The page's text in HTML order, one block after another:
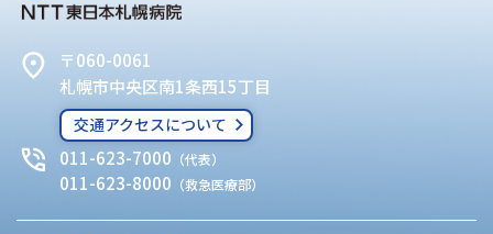
〒060-0061
札幌市中央区南1条西15丁目
交通アクセスについて
011-623-7000 （代表）
011-623-8000 （救急医療部）